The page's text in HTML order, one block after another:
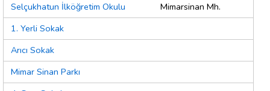
Selçukhatun İlköğretim Okulu
Mimarsinan Mh.
1. Yerli Sokak
Arıcı Sokak
Mimar Sinan Parkı